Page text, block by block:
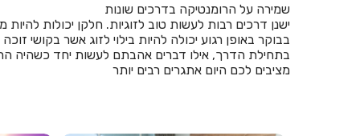
שמירה על הרומנטיקה בדרכים שונות
ישנן דרכים רבות לעשות טוב לזוגיות. חלקן יכולות
בבוקר באופן רגוע יכולה להיות בילוי לזוג אשר
בתחילת הדרך, אילו דברים אהבתם לעשות יחד כשהיה
מציבים לכם היום אתגרים רבים יותר